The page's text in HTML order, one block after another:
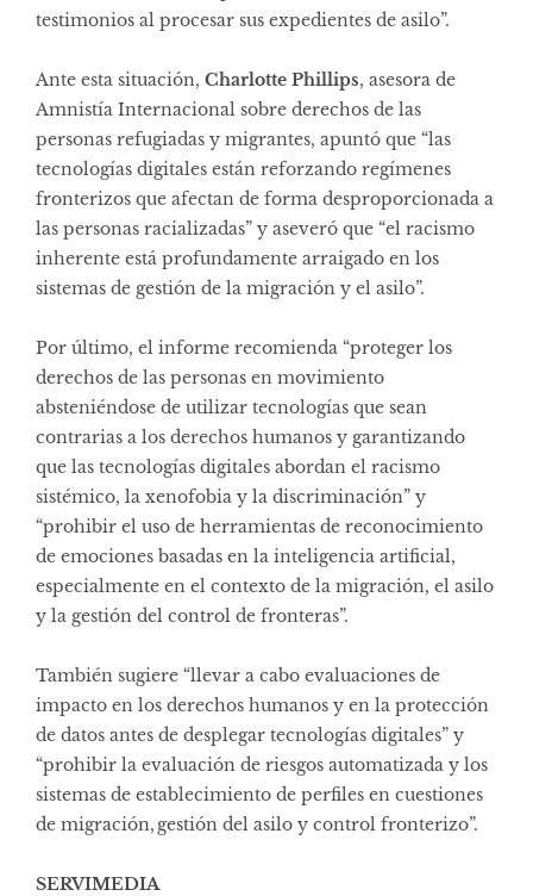
testimonios al procesar sus expedientes de asilo”.
Ante esta situación, Charlotte Phillips, asesora de
Amnistía Internacional sobre derechos de las
personas refugiadas y migrantes, apuntó que “las
tecnologías digitales están reforzando regímenes
fronterizos que afectan de forma desproporcionada a
las personas racializadas” y aseveró que “el racismo
inherente está profundamente arraigado en los
sistemas de gestión de la migración y el asilo”.
Por último, el informe recomienda “proteger los
derechos de las personas en movimiento
absteniéndose de utilizar tecnologías que sean
contrarias a los derechos humanos y garantizando
que las tecnologías digitales abordan el racismo
sistémico, la xenofobia y la discriminación” y
“prohibir el uso de herramientas de reconocimiento
de emociones basadas en la inteligencia artificial,
especialmente en el contexto de la migración, el asilo
y la gestión del control de fronteras”.
También sugiere “llevar a cabo evaluaciones de
impacto en los derechos humanos y en la protección
de datos antes de desplegar tecnologías digitales” y
“prohibir la evaluación de riesgos automatizada y los
sistemas de establecimiento de perfiles en cuestiones
de migración, gestión del asilo y control fronterizo”.
SERVIMEDIA